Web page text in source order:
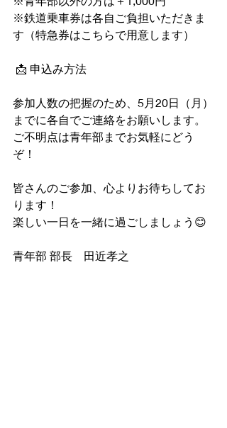
※鉄道乗車券は各自ご負担いただきま
す（特急券はこちらで用意します）
📩 申込み方法
参加人数の把握のため、5月20日（月）
までに各自でご連絡をお願いします。
ご不明点は青年部までお気軽にどう
ぞ！
皆さんのご参加、心よりお待ちしてお
ります！
楽しい一日を一緒に過ごしましょう😊
青年部 部長　田近孝之